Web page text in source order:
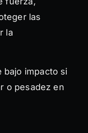
las
la
bajo impacto si
o pesadez en